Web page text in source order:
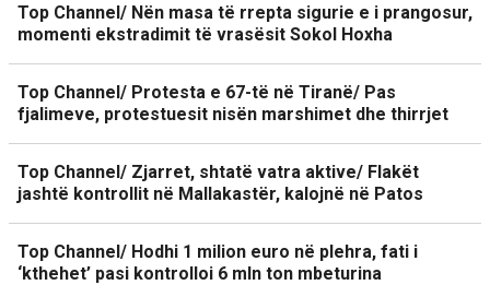
Top Channel/ Nën masa të rrepta sigurie e i prangosur,
momenti ekstradimit të vrasësit Sokol Hoxha
Top Channel/ Protesta e 67-të në Tiranë/ Pas
fjalimeve, protestuesit nisën marshimet dhe thirrjet
Top Channel/ Zjarret, shtatë vatra aktive/ Flakët
jashtë kontrollit në Mallakastër, kalojnë në Patos
Top Channel/ Hodhi 1 milion euro në plehra, fati i
‘kthehet’ pasi kontrolloi 6 mln ton mbeturina